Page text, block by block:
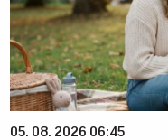
05. 08. 2026 06:45